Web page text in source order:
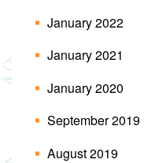
January 2022
January 2021
January 2020
September 2019
August 2019